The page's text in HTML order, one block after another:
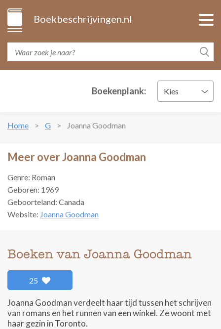
Boekbeschrijvingen.nl
Boekenplank: Kies
Home G Joanna Goodman
Meer over Joanna Goodman
Genre: Roman
Geboren: 1969
Geboorteland: Canada
Website: Joanna Goodman
Boeken van Joanna Goodman
25
Joanna Goodman verdeelt haar tijd tussen het schrijven
van romans en het runnen van een winkel. Ze woont met
haar gezin in Toronto.